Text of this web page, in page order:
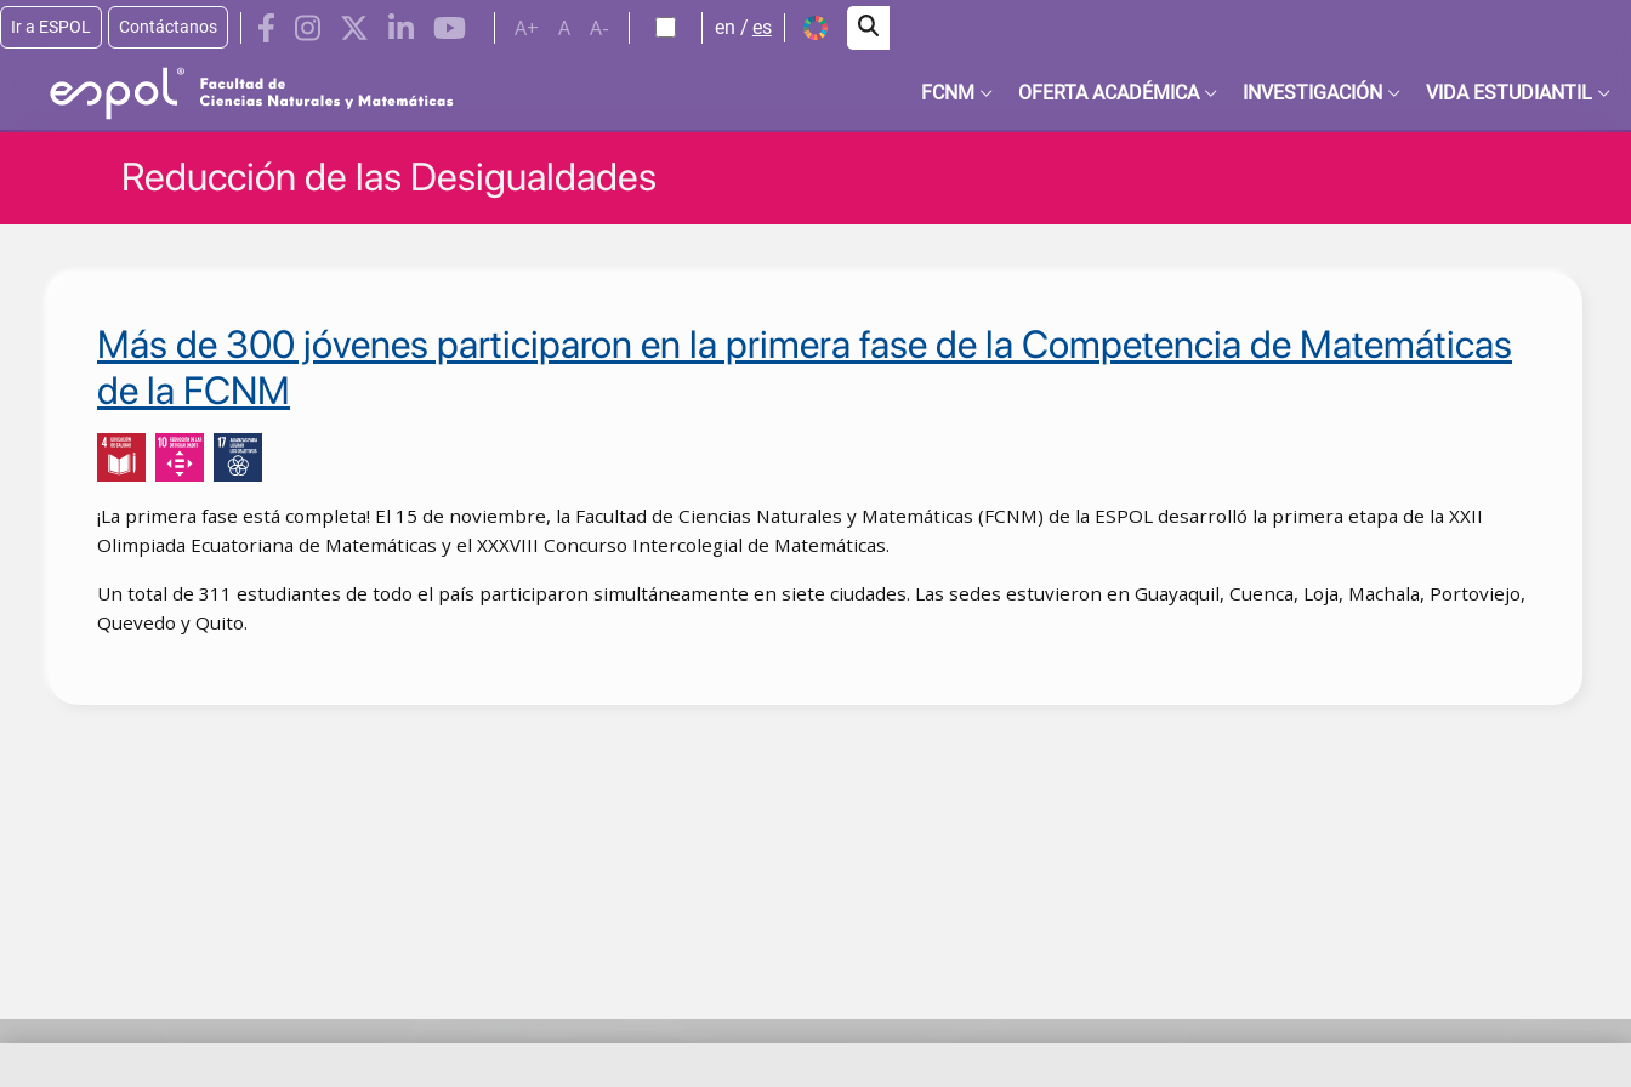
Pasar al contenido principal
Ir a ESPOL Contáctanos A+ A A- en es
FCNM OFERTA ACADÉMICA INVESTIGACIÓN VIDA ESTUDIANTIL
Reducción de las Desigualdades
Más de 300 jóvenes participaron en la primera fase de la Competencia de Matemáticas
de la FCNM
¡La primera fase está completa! El 15 de noviembre, la Facultad de Ciencias Naturales y Matemáticas (FCNM) de la ESPOL desarrolló la primera etapa de la XXII
Olimpiada Ecuatoriana de Matemáticas y el XXXVIII Concurso Intercolegial de Matemáticas.
Un total de 311 estudiantes de todo el país participaron simultáneamente en siete ciudades. Las sedes estuvieron en Guayaquil, Cuenca, Loja, Machala, Portoviejo,
Quevedo y Quito.